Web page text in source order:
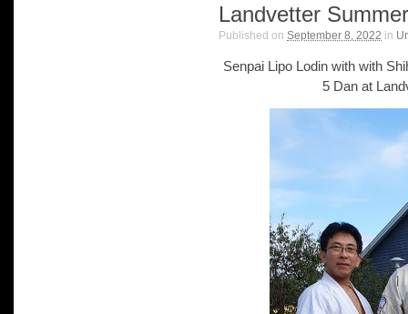
Landvetter
Published on September 8, 2022 in
Senpai Lipo Lodin with with
5 Dan at